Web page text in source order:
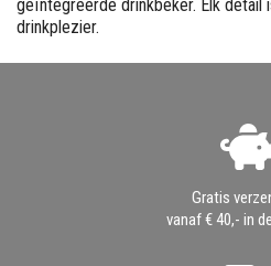
geïntegreerde drinkbeker. Elk detail
drinkplezier.
Gratis
vanaf € 40,- in